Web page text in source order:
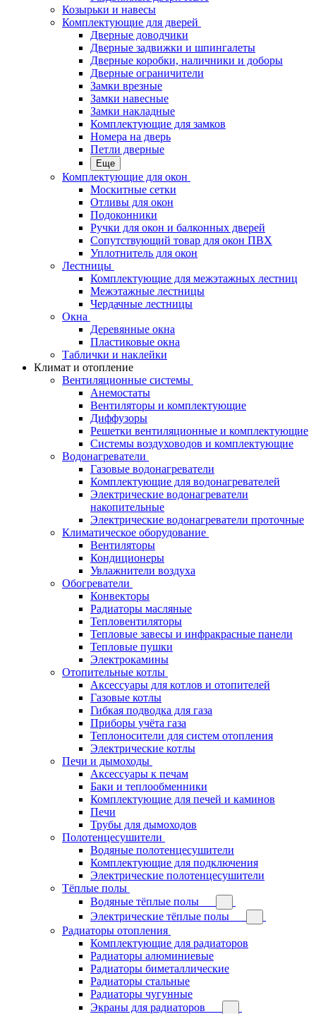
Козырьки и навесы
Комплектующие для дверей
Дверные доводчики
Дверные задвижки и шпингалеты
Дверные коробки, наличники и доборы
Дверные ограничители
Замки врезные
Замки навесные
Замки накладные
Комплектующие для замков
Номера на дверь
Петли дверные
Еще
Комплектующие для окон
Москитные сетки
Отливы для окон
Подоконники
Ручки для окон и балконных дверей
Сопутствующий товар для окон ПВХ
Уплотнитель для окон
Лестницы
Комплектующие для межэтажных лестниц
Межэтажные лестницы
Чердачные лестницы
Окна
Деревянные окна
Пластиковые окна
Таблички и наклейки
Климат и отопление
Вентиляционные системы
Анемостаты
Вентиляторы и комплектующие
Диффузоры
Решетки вентиляционные и комплектующие
Системы воздуховодов и комплектующие
Водонагреватели
Газовые водонагреватели
Комплектующие для водонагревателей
Электрические водонагреватели
накопительные
Электрические водонагреватели проточные
Климатическое оборудование
Вентиляторы
Кондиционеры
Увлажнители воздуха
Обогреватели
Конвекторы
Радиаторы масляные
Тепловентиляторы
Тепловые завесы и инфракрасные панели
Тепловые пушки
Электрокамины
Отопительные котлы
Аксессуары для котлов и отопителей
Газовые котлы
Гибкая подводка для газа
Приборы учёта газа
Теплоносители для систем отопления
Электрические котлы
Печи и дымоходы
Аксессуары к печам
Баки и теплообменники
Комплектующие для печей и каминов
Печи
Трубы для дымоходов
Полотенцесушители
Водяные полотенцесушители
Комплектующие для подключения
Электрические полотенцесушители
Тёплые полы
Водяные тёплые полы
Электрические тёплые полы
Радиаторы отопления
Комплектующие для радиаторов
Радиаторы алюминиевые
Радиаторы биметаллические
Радиаторы стальные
Радиаторы чугунные
Экраны для радиаторов